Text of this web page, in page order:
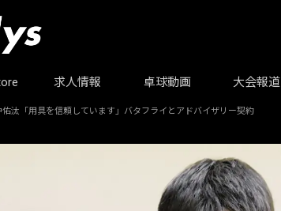
求人情報 卓球動画 大会報道
佑汰「用具を信頼しています」バタフライとアドバイザリー契約